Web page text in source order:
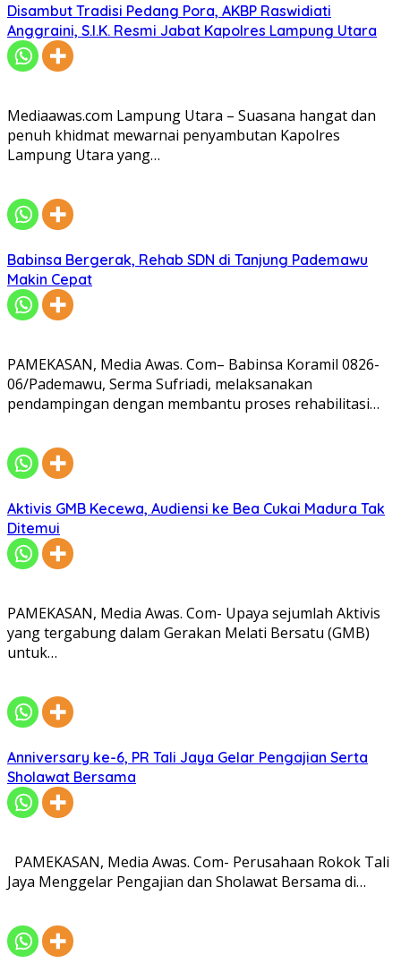
Disambut Tradisi Pedang Pora, AKBP Raswidiati
Anggraini, S.I.K. Resmi Jabat Kapolres Lampung Utara
Mediaawas.com Lampung Utara – Suasana hangat dan
penuh khidmat mewarnai penyambutan Kapolres
Lampung Utara yang…
Babinsa Bergerak, Rehab SDN di Tanjung Pademawu
Makin Cepat
PAMEKASAN, Media Awas. Com– Babinsa Koramil 0826-
06/Pademawu, Serma Sufriadi, melaksanakan
pendampingan dengan membantu proses rehabilitasi…
Aktivis GMB Kecewa, Audiensi ke Bea Cukai Madura Tak
Ditemui
PAMEKASAN, Media Awas. Com- Upaya sejumlah Aktivis
yang tergabung dalam Gerakan Melati Bersatu (GMB)
untuk…
Anniversary ke-6, PR Tali Jaya Gelar Pengajian Serta
Sholawat Bersama
PAMEKASAN, Media Awas. Com- Perusahaan Rokok Tali
Jaya Menggelar Pengajian dan Sholawat Bersama di…